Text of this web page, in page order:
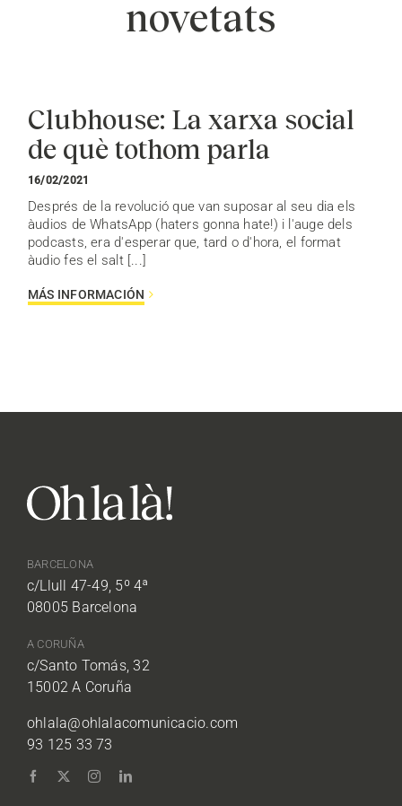
novetats
Clubhouse: La xarxa social
de què tothom parla
16/02/2021
Després de la revolució que van suposar al seu dia els
àudios de WhatsApp (haters gonna hate!) i l'auge dels
podcasts, era d'esperar que, tard o d'hora, el format
àudio fes el salt [...]
MÁS INFORMACIÓN
BARCELONA
c/Llull 47-49, 5º 4ª
08005 Barcelona
A CORUÑA
c/Santo Tomás, 32
15002 A Coruña
ohlala@ohlalacomunicacio.com
93 125 33 73